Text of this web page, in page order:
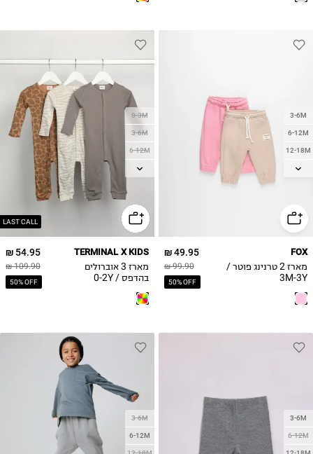
3-6M
6-12M
12-18M
18-24M
49.95 ₪
99.90 ₪
50% OFF
FOX
מארז 2 טרנינג פוטר /
3M-3Y
LAST CALL
0-3M
3-6M
6-12M
12-18M
2Y
54.95 ₪
109.90 ₪
50% OFF
TERMINAL X KIDS
מארז 3 אוברולים
בהדפס / 0-2Y
3-6M
6-12M
3-6M
6-12M